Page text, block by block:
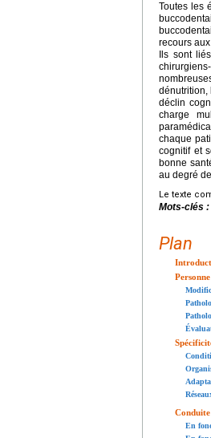
Toutes les
recours
Ils sont
dénutrition,
déclin
charge
chaque
cognitif et
bonne
au degré
Le texte
Mots-clés :
Plan
Conduite
En